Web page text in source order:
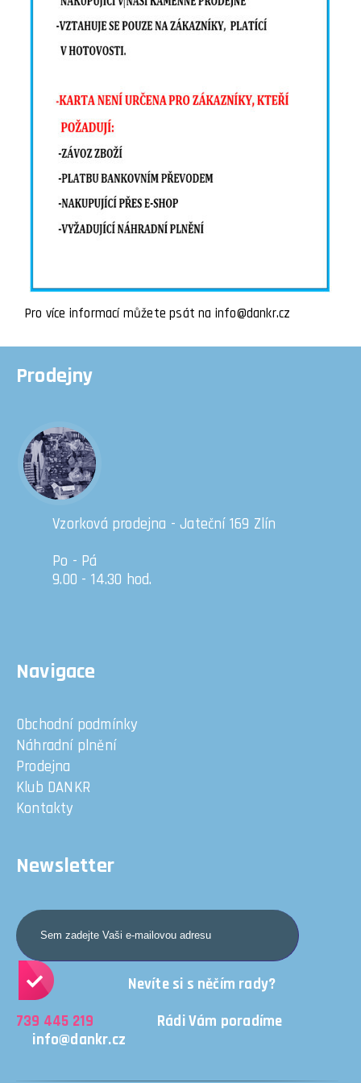
Pro více informací můžete psát na info@dankr.cz
Prodejny
Vzorková prodejna - Jateční 169 Zlín
Po - Pá
9.00 - 14.30 hod.
Navigace
Obchodní podmínky
Náhradní plnění
Prodejna
Klub DANKR
Kontakty
Newsletter
Nevíte si s něčím rady?
Rádi Vám poradíme
739 445 219
info@dankr.cz